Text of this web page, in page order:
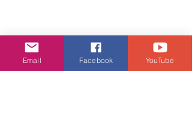
Email Facebook YouTube